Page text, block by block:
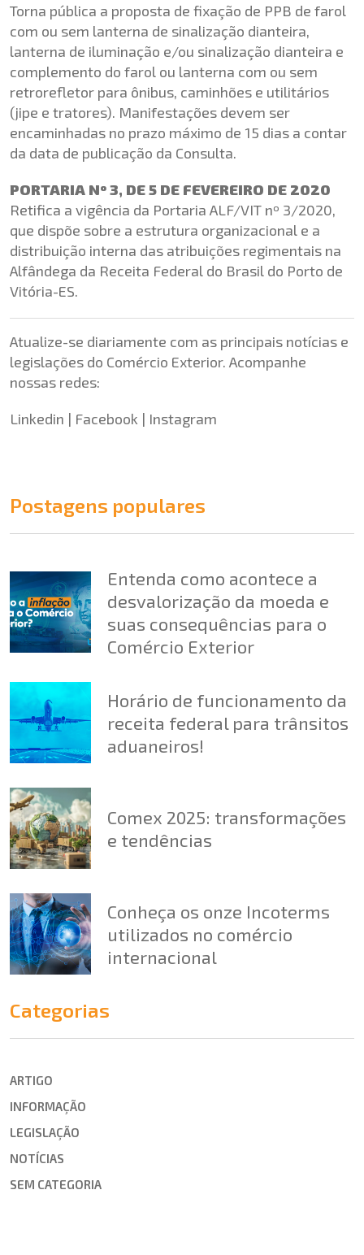
Torna pública a proposta de fixação de PPB de farol
com ou sem lanterna de sinalização dianteira,
lanterna de iluminação e/ou sinalização dianteira e
complemento do farol ou lanterna com ou sem
retrorefletor para ônibus, caminhões e utilitários
(jipe e tratores). Manifestações devem ser
encaminhadas no prazo máximo de 15 dias a contar
da data de publicação da Consulta.
PORTARIA Nº 3, DE 5 DE FEVEREIRO DE 2020
Retifica a vigência da Portaria ALF/VIT nº 3/2020,
que dispõe sobre a estrutura organizacional e a
distribuição interna das atribuições regimentais na
Alfândega da Receita Federal do Brasil do Porto de
Vitória-ES.
Atualize-se diariamente com as principais notícias e
legislações do Comércio Exterior. Acompanhe
nossas redes:
Linkedin | Facebook | Instagram
Postagens populares
Entenda como acontece a
desvalorização da moeda e
suas consequências para o
Comércio Exterior
Horário de funcionamento da
receita federal para trânsitos
aduaneiros!
Comex 2025: transformações
e tendências
Conheça os onze Incoterms
utilizados no comércio
internacional
Categorias
ARTIGO
INFORMAÇÃO
LEGISLAÇÃO
NOTÍCIAS
SEM CATEGORIA